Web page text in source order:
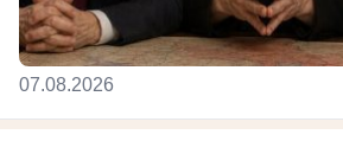
07.08.2026